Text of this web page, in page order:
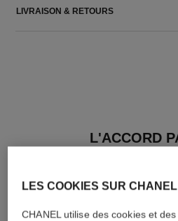
LIVRAISON & RETOURS
L'ACCORD
LES COOKIES SUR
CHANEL utilise des cookies et